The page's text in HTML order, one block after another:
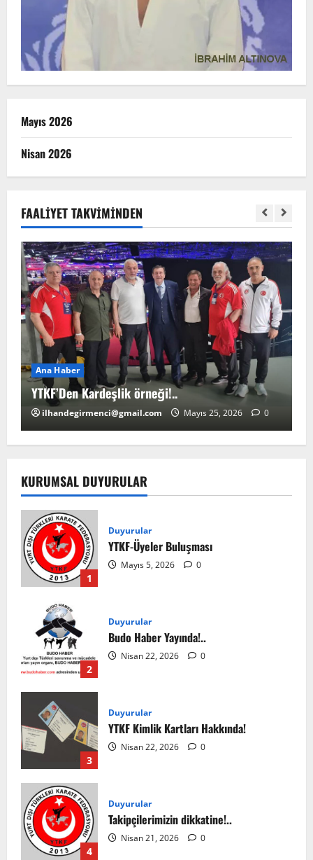
Mayıs 2026
Nisan 2026
FAALIYET TAKVIMINDEN
Ana Haber
YTKF’Den Kardeşlik örneği!..
ilhandegirmenci@gmail.com Mayıs 25, 2026 0
KURUMSAL DUYURULAR
1
Duyurular
YTKF-Üyeler Buluşması
Mayıs 5, 2026 0
2
Duyurular
Budo Haber Yayında!..
Nisan 22, 2026 0
3
Duyurular
YTKF Kimlik Kartları Hakkında!
Nisan 22, 2026 0
4
Duyurular
Takipçilerimizin dikkatine!..
Nisan 21, 2026 0